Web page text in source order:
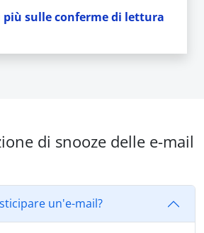
più sulle conferme di lettura
di snooze delle e-mail
un'e-mail?